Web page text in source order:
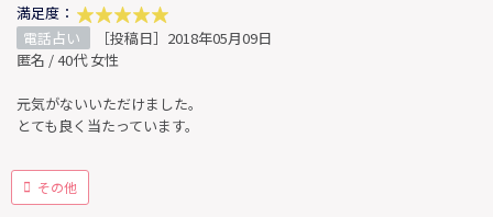
満足度：
電話占い
［投稿日］2018年05月09日
匿名 / 40代 女性
元気がないいただけました。
とても良く当たっています。
その他